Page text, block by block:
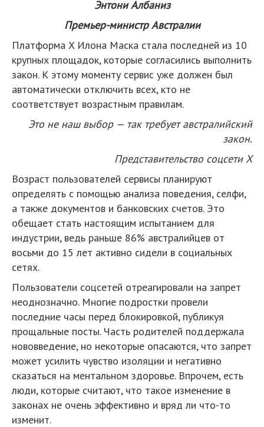
Энтони Албаниз
Премьер-министр Австралии
Платформа X Илона Маска стала последней из 10
крупных площадок, которые согласились выполнить
закон. К этому моменту сервис уже должен был
автоматически отключить всех, кто не
соответствует возрастным правилам.
Это не наш выбор — так требует австралийский
закон.
Представительство соцсети X
Возраст пользователей сервисы планируют
определять с помощью анализа поведения, селфи,
а также документов и банковских счетов. Это
обещает стать настоящим испытанием для
индустрии, ведь раньше 86% австралийцев от
восьми до 15 лет активно сидели в социальных
сетях.
Пользователи соцсетей отреагировали на запрет
неоднозначно. Многие подростки провели
последние часы перед блокировкой, публикуя
прощальные посты. Часть родителей поддержала
нововведение, но некоторые опасаются, что запрет
может усилить чувство изоляции и негативно
сказаться на ментальном здоровье. Впрочем, есть
люди, которые считают, что такое изменение в
законах не очень эффективно и вряд ли что-то
изменит.